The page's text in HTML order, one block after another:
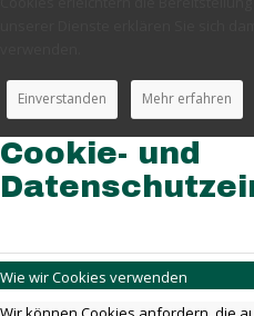
Einverstanden Mehr erfahren
Cookie- und
Wie wir Cookies verwenden